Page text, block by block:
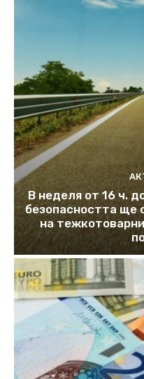
В неделя от 16 ч.
безопасността ще
на